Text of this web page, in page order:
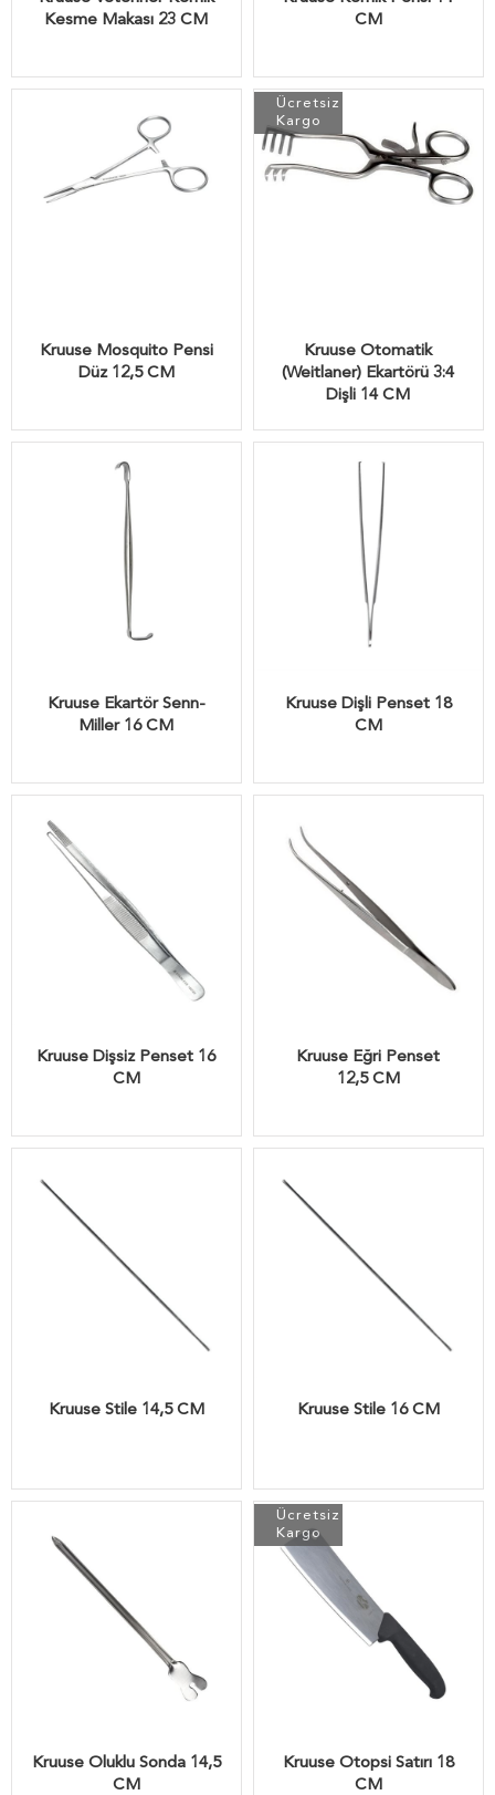
Kesme Makası 23 CM
CM
Kruuse Mosquito Pensi
Düz 12,5 CM
Kruuse Otomatik
(Weitlaner) Ekartörü 3:4
Dişli 14 CM
Ücretsiz
Kargo
Kruuse Ekartör Senn-
Miller 16 CM
Kruuse Dişli Penset 18
CM
Kruuse Dişsiz Penset 16
CM
Kruuse Eğri Penset
12,5 CM
Kruuse Stile 14,5 CM Kruuse Stile 16 CM
Kruuse Oluklu Sonda 14,5
CM
Kruuse Otopsi Satırı 18
CM
Ücretsiz
Kargo